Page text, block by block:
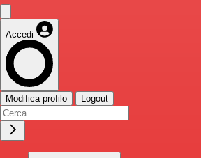
Accedi
Modifica profilo Logout